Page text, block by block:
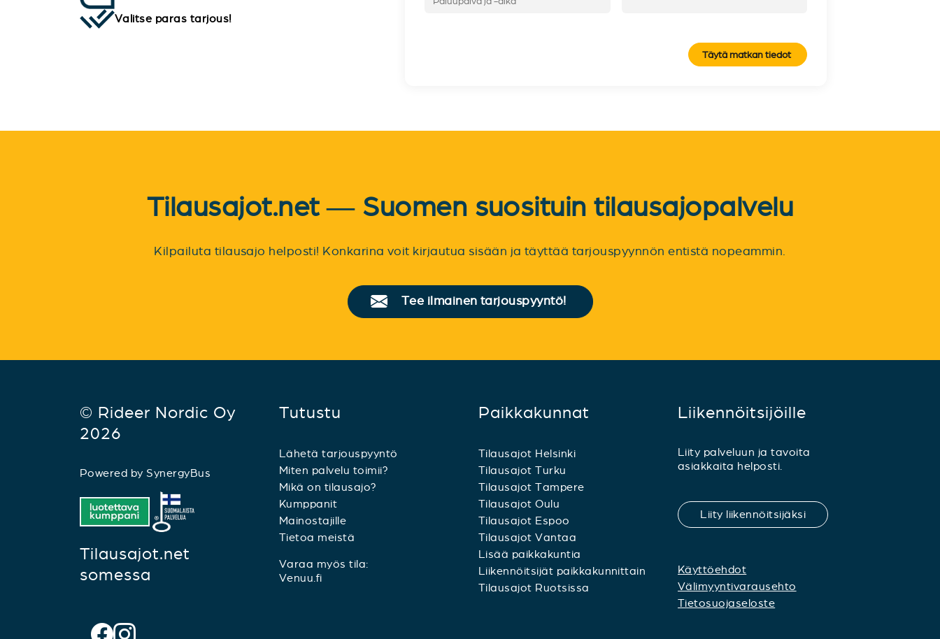
Valitse paras tarjous!
Täytä matkan tiedot
Tilausajot.net — Suomen suosituin tilausajopalvelu
Kilpailuta tilausajo helposti! Konkarina voit kirjautua sisään ja täyttää tarjouspyynnön entistä nopeammin.
Tee ilmainen tarjouspyyntö!
© Rideer Nordic Oy
2026
Powered by SynergyBus
Tilausajot.net
somessa
Tutustu
Lähetä tarjouspyyntö
Miten palvelu toimii?
Mikä on tilausajo?
Kumppanit
Mainostajille
Tietoa meistä
Varaa myös tila:
Venuu.fi
Paikkakunnat
Tilausajot Helsinki
Tilausajot Turku
Tilausajot Tampere
Tilausajot Oulu
Tilausajot Espoo
Tilausajot Vantaa
Lisää paikkakuntia
Liikennöitsijät paikkakunnittain
Tilausajot Ruotsissa
Liikennöitsijöille
Liity palveluun ja tavoita
asiakkaita helposti.
Liity liikennöitsijäksi
Käyttöehdot
Välimyyntivarausehto
Tietosuojaseloste